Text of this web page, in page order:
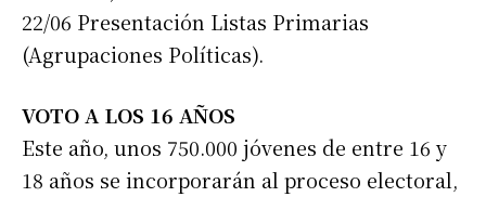
Suscribirme gratis
22/06 Presentación Listas Primarias
(Agrupaciones Políticas).
VOTO A LOS 16 AÑOS
Este año, unos 750.000 jóvenes de entre 16 y
18 años se incorporarán al proceso electoral,